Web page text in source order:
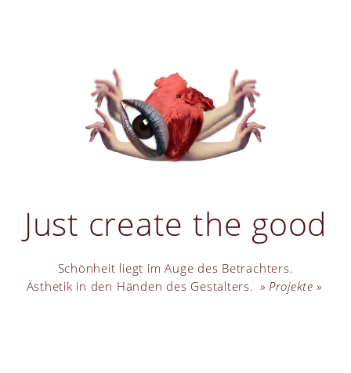
Just create the good
Schönheit liegt im Auge des Betrachters.
Ästhetik in den Händen des Gestalters.
Projekte